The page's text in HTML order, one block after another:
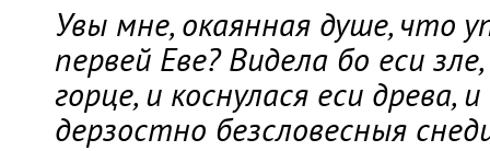
Увы мне, окаянная душе, что
первей Еве? Видела бо еси
горце, и коснулася еси древа,
дерзостно безсловесныя